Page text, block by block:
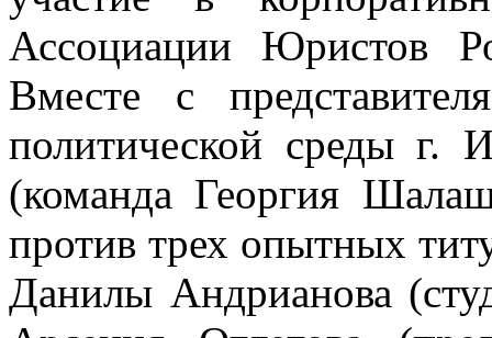
Ассоциации Юристов
Вместе с
политической среды г.
(команда Георгия
против трех опытных
Данилы Андрианова